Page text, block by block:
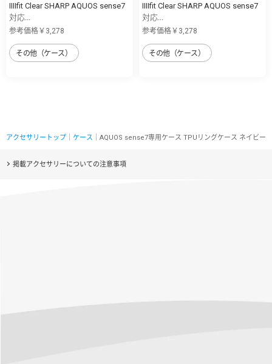
IIIIfit Clear SHARP AQUOS sense7
対応...
参考価格￥3,278
その他（ケース）
IIIIfit Clear SHARP AQUOS sense7
対応...
参考価格￥3,278
その他（ケース）
アクセサリートップ ケース ｜AQUOS sense7専用ケース TPUリングケース ネイビー
掲載アクセサリーについての注意事項